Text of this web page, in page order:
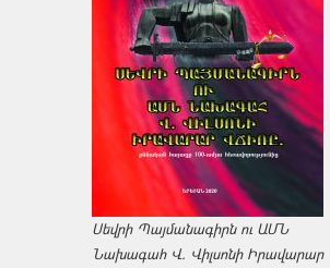
Սեվրի Պայմանագիրն ու ԱՄՆ
Նախագահ Վ. Վիլսոնի Իրավարար